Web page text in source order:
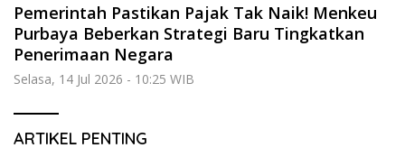
Pemerintah Pastikan Pajak Tak Naik! Menkeu
Purbaya Beberkan Strategi Baru Tingkatkan
Penerimaan Negara
Selasa, 14 Jul 2026 - 10:25 WIB
ARTIKEL PENTING